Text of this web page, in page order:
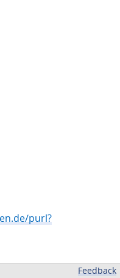
purl?
Feedback